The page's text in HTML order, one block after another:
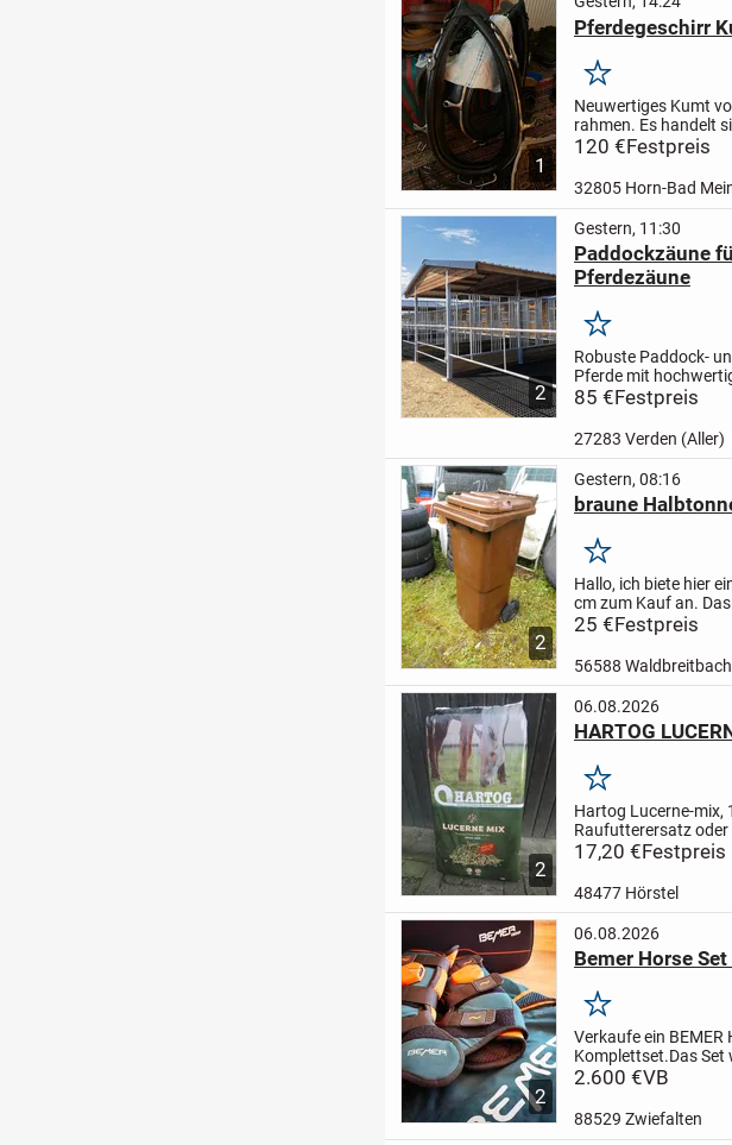
1
Pferdegeschirr
Merken
Neuwertiges Kumt
rahmen. Es handelt
zweites etwas kleiner
120 €Festpreis
32805 Horn-Bad
2
Gestern, 11:30
Paddockzäune
Pferdezäune
Merken
Robuste Paddock-
Pferde mit
langlebig und einfach
85 €Festpreis
27283 Verden (Aller)
2
Gestern, 08:16
braune
Merken
Hallo, ich biete hier
cm zum Kauf an.
Mängel, sauber,
25 €Festpreis
56588 Waldbreitbach
2
06.08.2026
HARTOG
Merken
Hartog Lucerne-mix,
Raufutterersatz oder
Ballen 16,90 Euro/
17,20 €Festpreis
48477 Hörstel
2
06.08.2026
Bemer Horse
Merken
Verkaufe ein
Komplettset.Das
befindet sich in
2.600 €VB
88529 Zwiefalten